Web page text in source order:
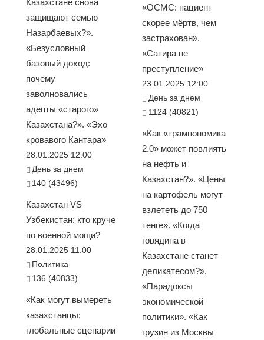
Казахстане снова
защищают семью
Назарбаевых?».
«Безусловный
базовый доход:
почему
заволновались
адепты «старого»
Казахстана?». «Эхо
кровавого Кантара»
28.01.2025 12:00
День за днем
140 (43496)
Казахстан VS
Узбекистан: кто круче
по военной мощи?
28.01.2025 11:00
Политика
136 (40833)
«Как могут вымереть
казахстанцы:
глобальные сценарии
«ОСМС: пациент
скорее мёртв, чем
застрахован».
«Сатира не
преступление»
23.01.2025 12:00
День за днем
1124 (40821)
«Как «трампономика
2.0» может повлиять
на нефть и
Казахстан?». «Цены
на картофель могут
взлететь до 750
тенге». «Когда
говядина в
Казахстане станет
деликатесом?».
«Парадоксы
экономической
политики». «Как
грузин из Москвы